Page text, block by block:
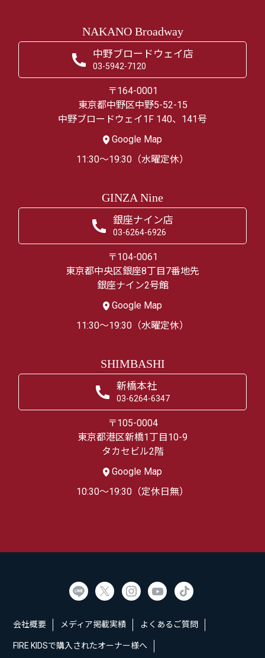
NAKANO Broadway
中野ブロードウェイ店
03-5942-7120
〒164-0001
東京都中野区中野5-52-15
中野ブロードウェイ1F 140、141号
Google Map
11:30～19:30（水曜定休）
GINZA Nine
銀座ナイン店
03-6264-6926
〒104-0061
東京都中央区銀座8丁目7番地先
銀座ナイン2号館
Google Map
11:30～19:30（水曜定休）
SHIMBASHI
新橋本社
03-6264-6347
〒105-0004
東京都港区新橋1丁目10-9
タカセビル2階
Google Map
10:30～19:30（定休日無）
会社概要 メディア掲載実績 よくあるご質問
FIRE KIDSで購入されたオーナー様へ